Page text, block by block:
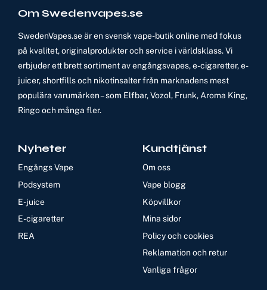
Om Swedenvapes.se
SwedenVapes.se är en svensk vape-butik online med fokus
på kvalitet, originalprodukter och service i världsklass. Vi
erbjuder ett brett sortiment av engångsvapes, e-cigaretter, e-
juicer, shortfills och nikotinsalter från marknadens mest
populära varumärken – som Elfbar, Vozol, Frunk, Aroma King,
Ringo och många fler.
Nyheter
Engångs Vape
Podsystem
E-juice
E-cigaretter
REA
Kundtjänst
Om oss
Vape blogg
Köpvillkor
Mina sidor
Policy och cookies
Reklamation och retur
Vanliga frågor